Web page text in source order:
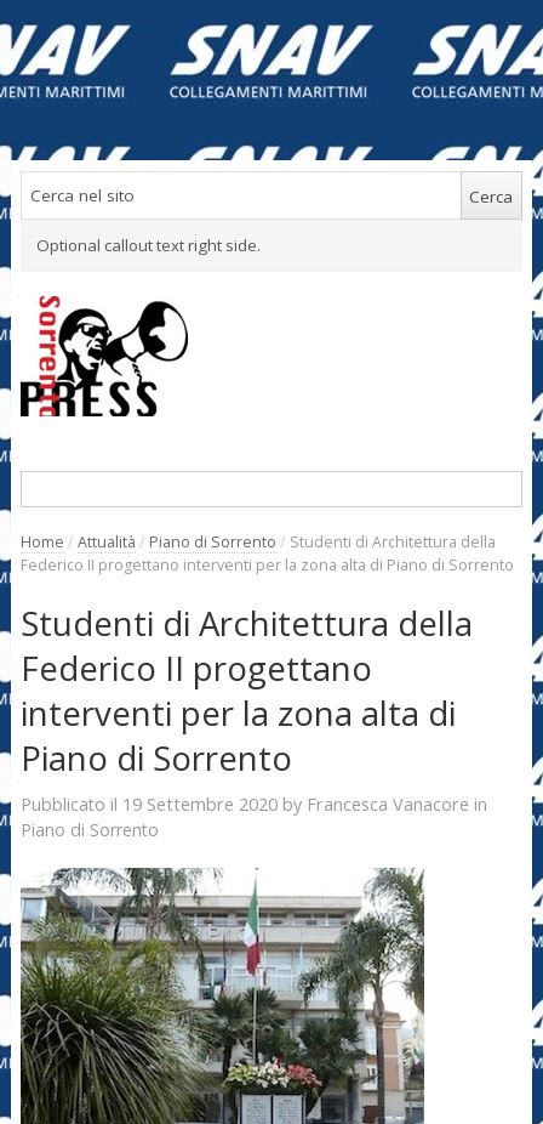
Optional callout text right side.
Home / Attualità / Piano di Sorrento / Studenti di Architettura della
Federico II progettano interventi per la zona alta di Piano di Sorrento
Studenti di Architettura della
Federico II progettano
interventi per la zona alta di
Piano di Sorrento
Pubblicato il 19 Settembre 2020by Francesca Vanacore in
Piano di Sorrento